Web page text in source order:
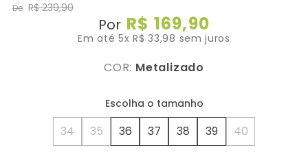
De R$ 239,90
Por R$ 169,90
Em até5xR$ 33,98 sem juros
COR: Metalizado
34 35 36 37 38 39 40